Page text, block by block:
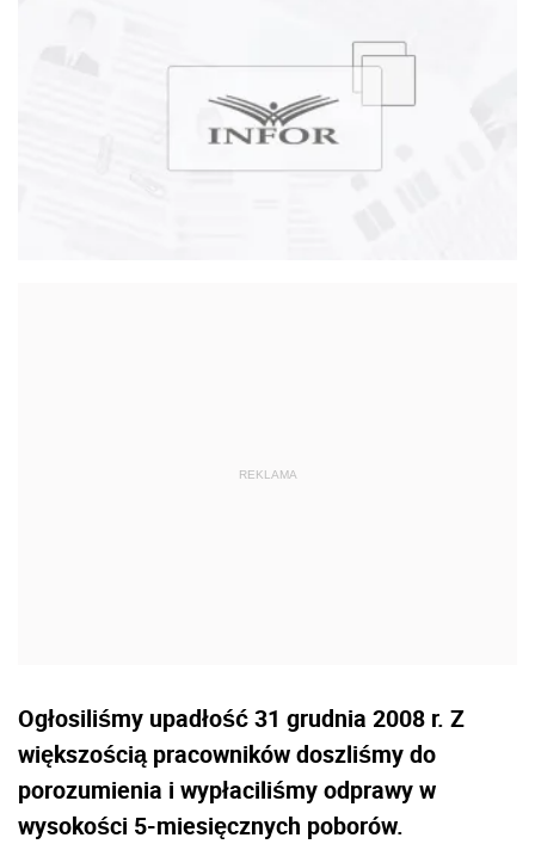
Ogłosiliśmy upadłość 31 grudnia 2008 r. Z
większością pracowników doszliśmy do
porozumienia i wypłaciliśmy odprawy w
wysokości 5-miesięcznych poborów.